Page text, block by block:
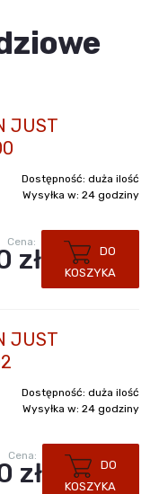
JUST
Dostępność: duża ilość
Wysyłka w: 24 godziny
Cena:
zł
DO
KOSZYKA
JUST
Dostępność: duża ilość
Wysyłka w: 24 godziny
Cena:
zł
DO
KOSZYKA